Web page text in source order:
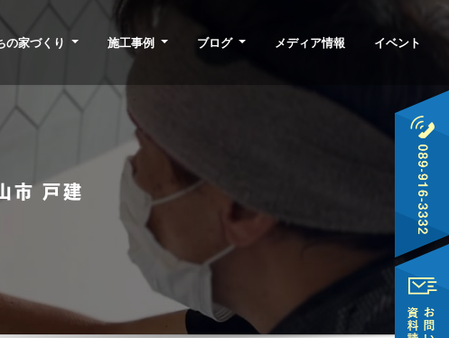
の家づくり 施工事例 ブログ メディア情報 イベント
市 戸建